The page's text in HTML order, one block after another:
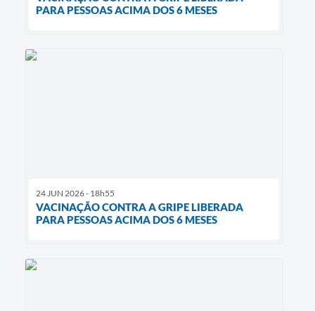
PARA PESSOAS ACIMA DOS 6 MESES
24 JUN 2026 - 18h55
VACINAÇÃO CONTRA A GRIPE LIBERADA
PARA PESSOAS ACIMA DOS 6 MESES